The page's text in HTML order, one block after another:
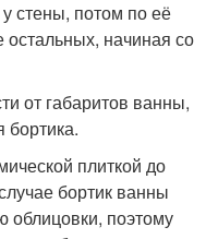
стены, потом по её
остальных, начиная со
от габаритов ванны,
бортика.
плиткой до
бортик ванны
облицовки, поэтому